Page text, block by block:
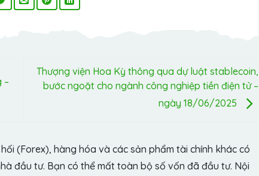
–
Thượng viện Hoa Kỳ thông qua dự luật stablecoin,
bước ngoặt cho ngành công nghiệp tiền điện tử –
ngày 18/06/2025
(Forex), hàng hóa và các sản phẩm tài chính khác có
đầu tư. Bạn có thể mất toàn bộ số vốn đã đầu tư. Nội